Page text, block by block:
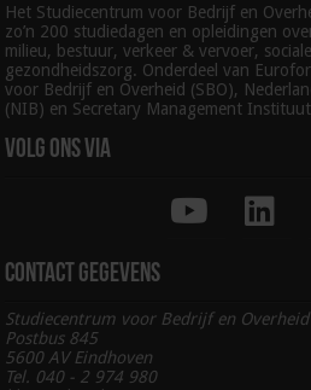
Het Studiecentrum voor Bedrijf en
zo’n 200 studiedagen en opleidingen
milieu, bestuur, verkeer & vervoer,
gezondheidszorg. Onderdeel van
voor Bedrijf en Overheid (SBO),
(NIB) en Secretary Management
Volg ons via
Contact gegevens
Studiecentrum voor Bedrijf en Overheid
Postbus 845
5600 AV Eindhoven
Tel. 040 - 2 974 980